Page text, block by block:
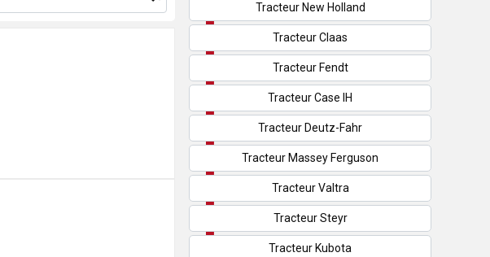
Tracteur New Holland
Tracteur Claas
Tracteur Fendt
Tracteur Case IH
Tracteur Deutz-Fahr
Tracteur Massey Ferguson
Tracteur Valtra
Tracteur Steyr
Tracteur Kubota